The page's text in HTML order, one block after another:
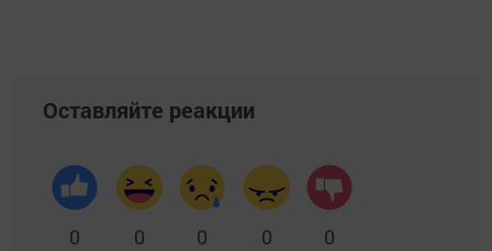
Оставляйте реакции
0 0 0 0 0